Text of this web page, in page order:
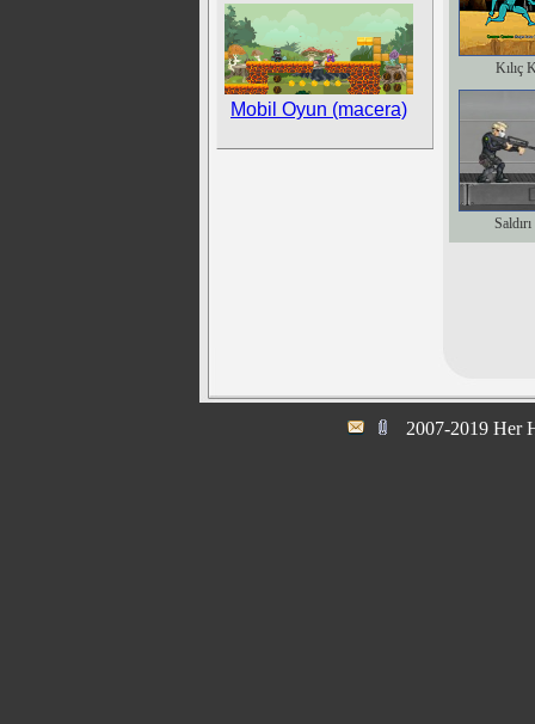
Mobil Oyun (macera)
Kılıç
2007-2019 Her